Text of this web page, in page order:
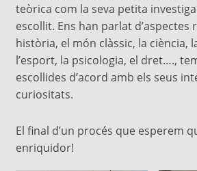
teòrica com la seva petita
escollit. Ens han parlat d’aspectes
història, el món clàssic, la ciència,
l’esport, la psicologia, el dret….,
escollides d’acord amb els seus
curiositats.
El final d’un procés que esperem
enriquidor!